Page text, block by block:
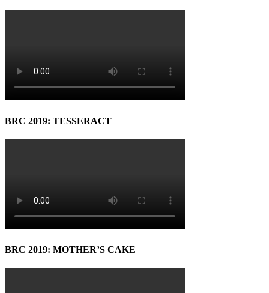
BRC 2019: TESSERACT
BRC 2019: MOTHER’S CAKE